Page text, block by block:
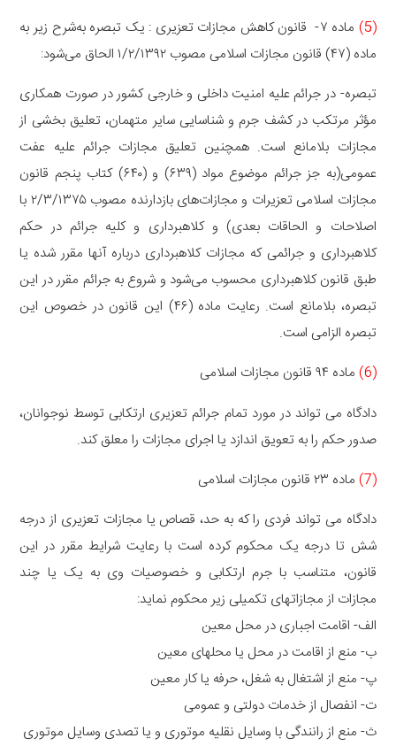
(5)
ماده ۷- قانون کاهش مجازات تعزیری : یک تبصره به‌شرح زیر به
ماده (۴۷) قانون مجازات اسلامی مصوب ۱/۲/۱۳۹۲ الحاق می‌شود:
تبصره- در جرائم علیه امنیت داخلی و خارجی کشور در صورت همکاری
مؤثر مرتکب در کشف جرم و شناسایی سایر متهمان، تعلیق بخشی از
مجازات بلامانع است. همچنین تعلیق مجازات جرائم علیه عفت
عمومی(به جز جرائم موضوع مواد (۶۳۹) و (۶۴۰) کتاب پنجم قانون
مجازات اسلامی تعزیرات و مجازات‌های بازدارنده مصوب ۲/۳/۱۳۷۵ با
اصلاحات و الحاقات بعدی) و کلاهبرداری و کلیه جرائم در حکم
کلاهبرداری و جرائمی که مجازات کلاهبرداری درباره آنها مقرر شده یا
طبق قانون کلاهبرداری محسوب می‌شود و شروع به جرائم مقرر در این
تبصره، بلامانع است. رعایت ماده (۴۶) این قانون در خصوص این
تبصره الزامی است.
(6)
ماده ۹۴ قانون مجازات اسلامی
دادگاه می تواند در مورد تمام جرائم تعزیری ارتکابی توسط نوجوانان،
صدور حکم را به تعویق اندازد یا اجرای مجازات را معلق کند.
(7)
ماده ۲۳ قانون مجازات اسلامی
دادگاه می تواند فردی را که به حد، قصاص یا مجازات تعزیری از درجه
شش تا درجه یک محکوم کرده است با رعایت شرایط مقرر در این
قانون، متناسب با جرم ارتکابی و خصوصیات وی به یک یا چند
مجازات از مجازاتهای تکمیلی زیر محکوم نماید:
الف- اقامت اجباری در محل معین
ب- منع از اقامت در محل یا محلهای معین
پ- منع از اشتغال به شغل، حرفه یا کار معین
ت- انفصال از خدمات دولتی و عمومی
ث- منع از رانندگی با وسایل نقلیه موتوری و یا تصدی وسایل موتوری